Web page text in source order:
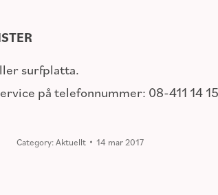
surfplatta.
på telefonnummer: 08-411 14
Category:Aktuellt 14 mar 2017